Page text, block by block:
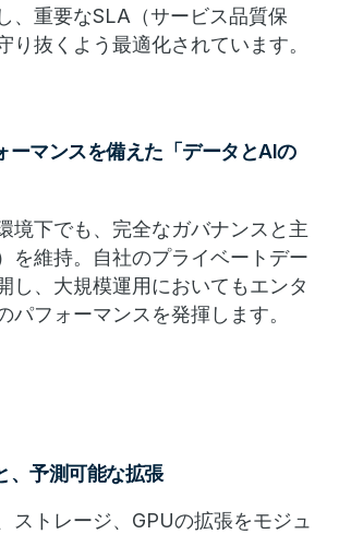
、重要なSLA（サービス品質保
り抜くよう最適化されています。
ーマンスを備えた「データとAIの
境下でも、完全なガバナンスと主
を維持。自社のプライベートデー
し、大規模運用においてもエンタ
パフォーマンスを発揮します。
、予測可能な拡張
ストレージ、GPUの拡張をモジュ